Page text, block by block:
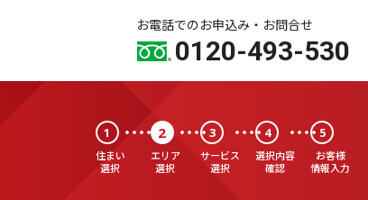
お電話でのお申込み・お問合せ
0120-493-530
1
住まい
選択
2
エリア
選択
3
サービス
選択
4
選択内容
確認
5
お客様
情報入力